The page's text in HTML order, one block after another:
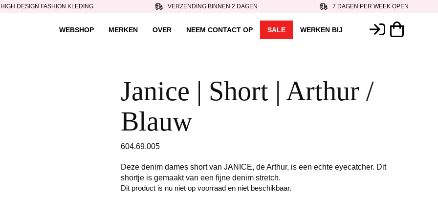
HIGH DESIGN FASHION KLEDING VERZENDING BINNEN 2 DAGEN 7 DAGEN PER WEEK OPEN
WEBSHOP MERKEN OVER NEEM CONTACT OP SALE WERKEN BIJ
Janice | Short | Arthur /
Blauw
604.69.005
Deze denim dames short van JANICE, de Arthur, is een echte eyecatcher. Dit
shortje is gemaakt van een fijne denim stretch.
Dit product is nu niet op voorraad en niet beschikbaar.